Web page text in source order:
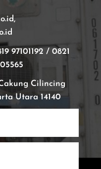
97101192 / 0821
Cilincing
Utara 14140